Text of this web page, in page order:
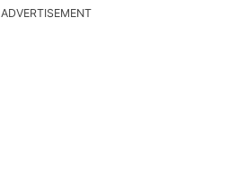
ADVERTISEMENT